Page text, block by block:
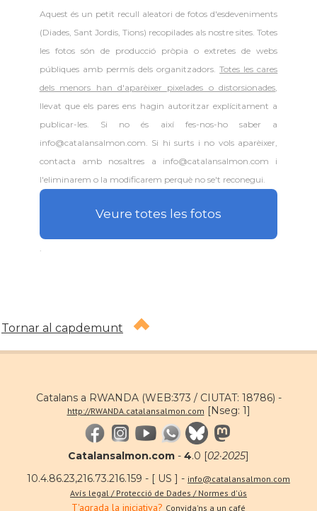
Aquest és un petit recull aleatori defotos d'esdeveniments
(Diades, Sant Jordis, Tions) recopilades als nostre sites. Totes
les fotos són de producció pròpia o extretes de webs
públiques amb permís dels organitzadors.Totes les cares
dels menors han d'aparèixer pixelades o distorsionades,
llevat que els pares ens hagin autoritzar explícitament a
publicar-les. Si no és així fes-nos-ho saber a
info@catalansalmon.com. Si hi surts i no vols aparèixer,
contacta amb nosaltres a info@catalansalmon.com i
l'eliminarem o la modificarem perquè no se't reconegui.
Veure totes les fotos
Tornar al capdemunt
Catalans a RWANDA (WEB:373 / CIUTAT: 18786) -
http://RWANDA.catalansalmon.com [Nseg: 1]
Catalansalmon.com - 4.0 [02·2025]
10.4.86.23,216.73.216.159 - [ US ] - info@catalansalmon.com
Avís legal / Protecció de Dades / Normes d'ús
T'agrada la iniciativa? Convida'ns a un café